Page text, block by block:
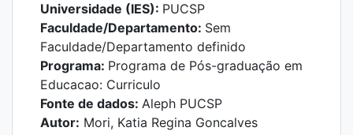
Universidade (IES): PUCSP
Faculdade/Departamento: Sem
Faculdade/Departamento definido
Programa: Programa de Pós-graduação em
Educacao: Curriculo
Fonte de dados: Aleph PUCSP
Autor: Mori, Katia Regina Goncalves